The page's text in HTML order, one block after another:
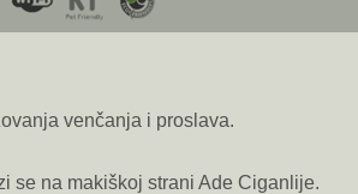
venčanja i proslava.
se na makiškoj strani Ade Ciganlije.